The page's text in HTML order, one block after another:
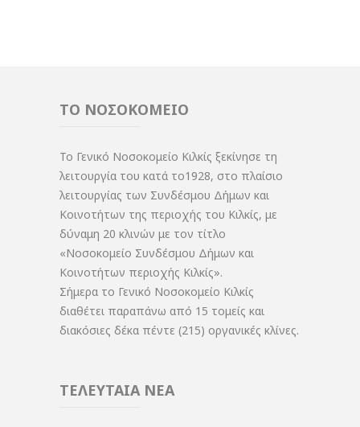
ΤΟ ΝΟΣΟΚΟΜΕΙΟ
Το Γενικό Νοσοκομείο Κιλκίς ξεκίνησε τη
λειτουργία του κατά το1928, στο πλαίσιο
λειτουργίας των Συνδέσμου Δήμων και
Κοινοτήτων της περιοχής του Κιλκίς, με
δύναμη 20 κλινών με τον τίτλο
«Νοσοκομείο Συνδέσμου Δήμων και
Κοινοτήτων περιοχής Κιλκίς».
Σήμερα το Γενικό Νοσοκομείο Κιλκίς
διαθέτει παραπάνω από 15 τομείς και
διακόσιες δέκα πέντε (215) οργανικές κλίνες.
ΤΕΛΕΥΤΑΙΑ ΝΕΑ